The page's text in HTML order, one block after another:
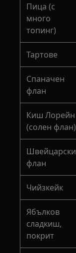
Пица (с
много
топинг)
Тартове
Спаначен
флан
Киш Лорейн
(солен флан)
Швейцарски
флан
Чийзкейк
Ябълков
сладкиш,
покрит